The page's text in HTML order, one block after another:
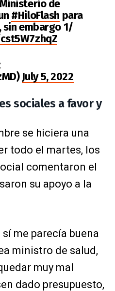
de
#HiloFlash para
sin embargo 1/
July 5, 2022
sociales a favor y
se hiciera una
todo el martes, los
comentaron el
su apoyo a la
sí me parecía buena
ministro de salud,
muy mal
dado presupuesto,